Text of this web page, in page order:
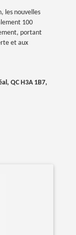
les nouvelles
100
portant
et aux
QC H3A 1B7,